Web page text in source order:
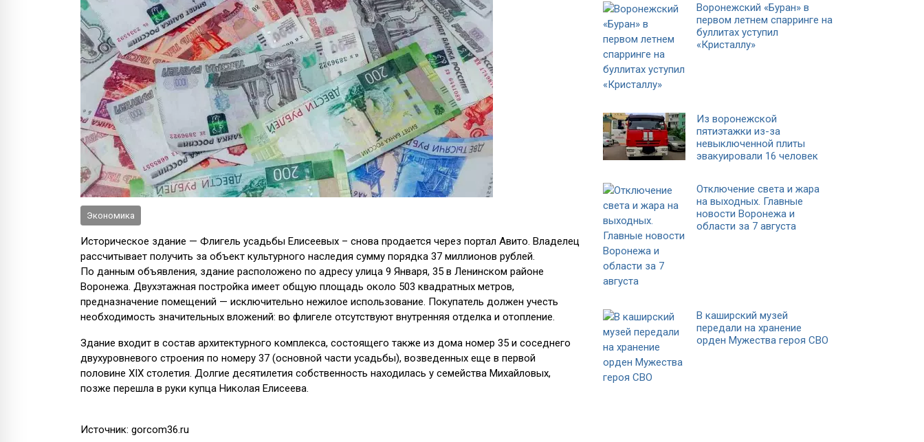
Экономика
Историческое здание — Флигель усадьбы Елисеевых – снова продается через портал Авито. Владелец
рассчитывает получить за объект культурного наследия сумму порядка 37 миллионов рублей.
По данным объявления, здание расположено по адресу улица 9 Января, 35 в Ленинском районе
Воронежа. Двухэтажная постройка имеет общую площадь около 503 квадратных метров,
предназначение помещений — исключительно нежилое использование. Покупатель должен учесть
необходимость значительных вложений: во флигеле отсутствуют внутренняя отделка и отопление.
Здание входит в состав архитектурного комплекса, состоящего также из дома номер 35 и соседнего
двухуровневого строения по номеру 37 (основной части усадьбы), возведенных еще в первой
половине XIX столетия. Долгие десятилетия собственность находилась у семейства Михайловых,
позже перешла в руки купца Николая Елисеева.
Источник: gorcom36.ru
Воронежский «Буран» в
первом летнем спарринге на
буллитах уступил
«Кристаллу»
Из воронежской
пятиэтажки из-за
невыключенной плиты
эвакуировали 16 человек
Отключение света и жара
на выходных. Главные
новости Воронежа и
области за 7 августа
В каширский музей
передали на хранение
орден Мужества героя СВО